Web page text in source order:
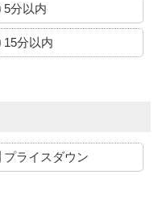
5分以内
15分以内
プライスダウン